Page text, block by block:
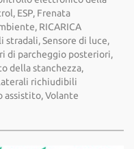
ESP, Frenata
RICARICA
stradali, Sensore di luce,
di parcheggio posteriori,
della stanchezza,
richiudibili
assistito, Volante